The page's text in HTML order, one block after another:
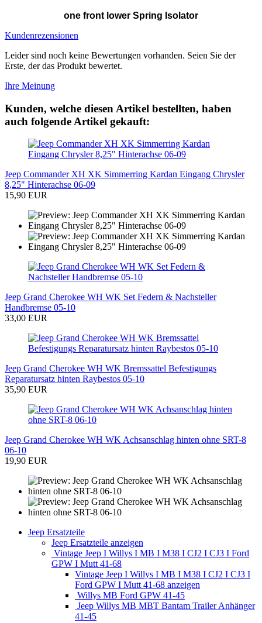
one front lower Spring Isolator
Kundenrezensionen
Leider sind noch keine Bewertungen vorhanden. Seien Sie der
Erste, der das Produkt bewertet.
Ihre Meinung
Kunden, welche diesen Artikel bestellten, haben
auch folgende Artikel gekauft:
Jeep Commander XH XK Simmerring Kardan Eingang Chrysler
8,25" Hinterachse 06-09
15,90 EUR
Jeep Grand Cherokee WH WK Set Federn & Nachsteller
Handbremse 05-10
33,00 EUR
Jeep Grand Cherokee WH WK Bremssattel Befestigungs
Reparatursatz hinten Raybestos 05-10
35,90 EUR
Jeep Grand Cherokee WH WK Achsanschlag hinten ohne SRT-8
06-10
19,90 EUR
Jeep Ersatzteile
Jeep Ersatzteile anzeigen
Vintage Jeep I Willys I MB I M38 I CJ2 I CJ3 I Ford
GPW I Mutt 41-68
Vintage Jeep I Willys I MB I M38 I CJ2 I CJ3 I
Ford GPW I Mutt 41-68 anzeigen
Willys MB Ford GPW 41-45
Jeep Willys MB MBT Bantam Trailer Anhänger
41-45